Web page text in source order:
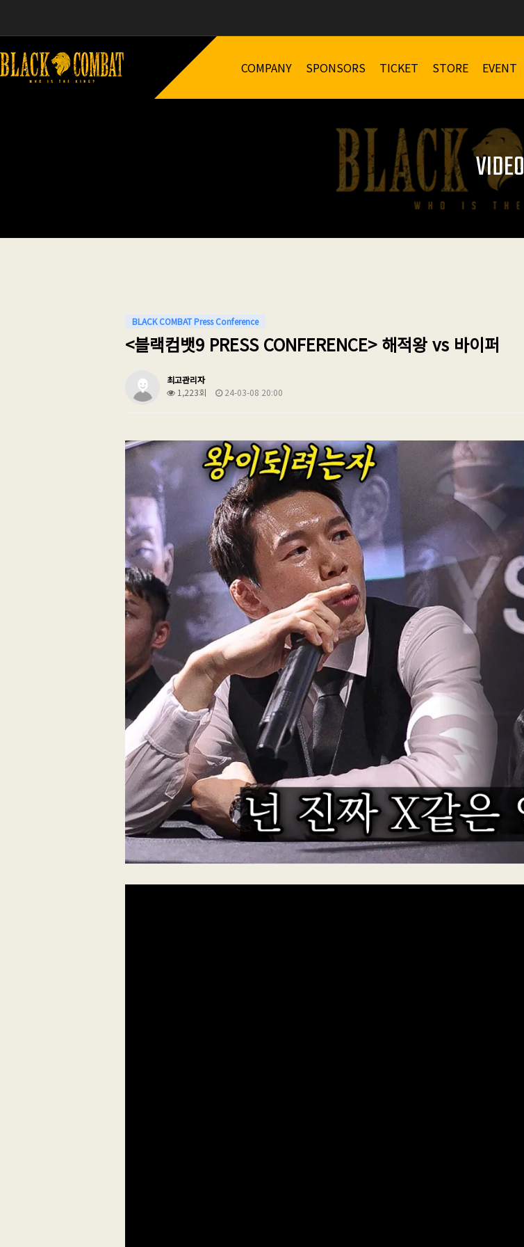
COMPANY SPONSORS TICKET STORE EVENT
VIDEO
BLACK COMBAT Press Conference
<블랙컴뱃9 PRESS CONFERENCE> 해적왕 vs 바이퍼
최고관리자
1,223회
24-03-08 20:00